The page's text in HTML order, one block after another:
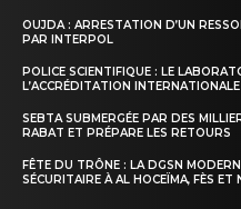
OUJDA : ARRESTATION D’UN
PAR INTERPOL
POLICE SCIENTIFIQUE : LE
L’ACCRÉDITATION
SEBTA SUBMERGÉE PAR DES
RABAT ET PRÉPARE LES RETOURS
FÊTE DU TRÔNE : LA DGSN
SÉCURITAIRE À AL HOCEÏMA, FÈS ET